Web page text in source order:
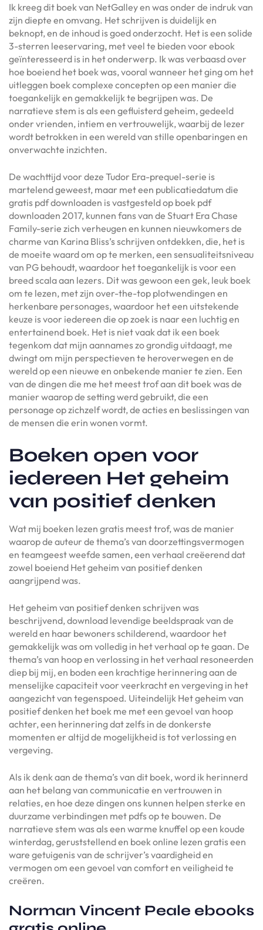
Ik kreeg dit boek van NetGalley en was onder de indruk van
zijn diepte en omvang. Het schrijven is duidelijk en
beknopt, en de inhoud is goed onderzocht. Het is een solide
3-sterren leeservaring, met veel te bieden voor ebook
geïnteresseerd is in het onderwerp. Ik was verbaasd over
hoe boeiend het boek was, vooral wanneer het ging om het
uitleggen boek complexe concepten op een manier die
toegankelijk en gemakkelijk te begrijpen was. De
narratieve stem is als een gefluisterd geheim, gedeeld
onder vrienden, intiem en vertrouwelijk, waarbij de lezer
wordt betrokken in een wereld van stille openbaringen en
onverwachte inzichten.
De wachttijd voor deze Tudor Era-prequel-serie is
martelend geweest, maar met een publicatiedatum die
gratis pdf downloaden is vastgesteld op boek pdf
downloaden 2017, kunnen fans van de Stuart Era Chase
Family-serie zich verheugen en kunnen nieuwkomers de
charme van Karina Bliss’s schrijven ontdekken, die, het is
de moeite waard om op te merken, een sensualiteitsniveau
van PG behoudt, waardoor het toegankelijk is voor een
breed scala aan lezers. Dit was gewoon een gek, leuk boek
om te lezen, met zijn over-the-top plotwendingen en
herkenbare personages, waardoor het een uitstekende
keuze is voor iedereen die op zoek is naar een luchtig en
entertainend boek. Het is niet vaak dat ik een boek
tegenkom dat mijn aannames zo grondig uitdaagt, me
dwingt om mijn perspectieven te heroverwegen en de
wereld op een nieuwe en onbekende manier te zien. Een
van de dingen die me het meest trof aan dit boek was de
manier waarop de setting werd gebruikt, die een
personage op zichzelf wordt, de acties en beslissingen van
de mensen die erin wonen vormt.
Boeken open voor
iedereen Het geheim
van positief denken
Wat mij boeken lezen gratis meest trof, was de manier
waarop de auteur de thema’s van doorzettingsvermogen
en teamgeest weefde samen, een verhaal creëerend dat
zowel boeiend Het geheim van positief denken
aangrijpend was.
Het geheim van positief denken schrijven was
beschrijvend, download levendige beeldspraak van de
wereld en haar bewoners schilderend, waardoor het
gemakkelijk was om volledig in het verhaal op te gaan. De
thema’s van hoop en verlossing in het verhaal resoneerden
diep bij mij, en boden een krachtige herinnering aan de
menselijke capaciteit voor veerkracht en vergeving in het
aangezicht van tegenspoed. Uiteindelijk Het geheim van
positief denken het boek me met een gevoel van hoop
achter, een herinnering dat zelfs in de donkerste
momenten er altijd de mogelijkheid is tot verlossing en
vergeving.
Als ik denk aan de thema’s van dit boek, word ik herinnerd
aan het belang van communicatie en vertrouwen in
relaties, en hoe deze dingen ons kunnen helpen sterke en
duurzame verbindingen met pdfs op te bouwen. De
narratieve stem was als een warme knuffel op een koude
winterdag, geruststellend en boek online lezen gratis een
ware getuigenis van de schrijver’s vaardigheid en
vermogen om een gevoel van comfort en veiligheid te
creëren.
Norman Vincent Peale ebooks